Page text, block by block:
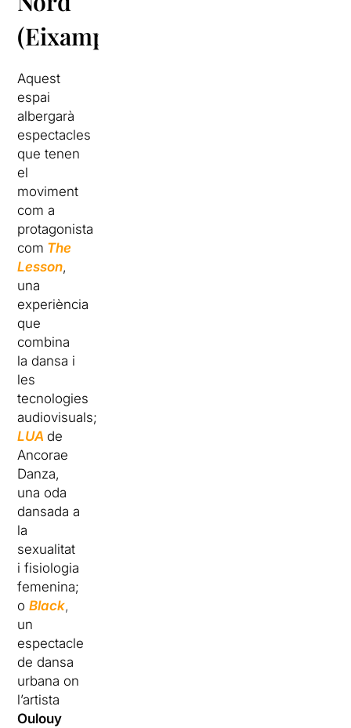
(Eixample)
Aquest
espai
albergarà
espectacles
que tenen
el
moviment
com a
protagonista
com The
Lesson,
una
experiència
que
combina
la dansa i
les
tecnologies
audiovisuals;
LUAde
Ancorae
Danza,
una oda
dansada a
la
sexualitat
i fisiologia
femenina;
oBlack,
un
espectacle
de dansa
urbana on
l’artista
Oulouy